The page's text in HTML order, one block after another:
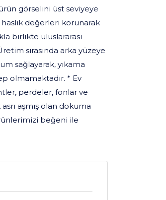
görselini üst seviyeye
haslık değerleri korunarak
birlikte uluslararası
sırasında arka yüzeye
sağlayarak, yıkama
olmamaktadır. * Ev
perdeler, fonlar ve
aşmış olan dokuma
beğeni ile